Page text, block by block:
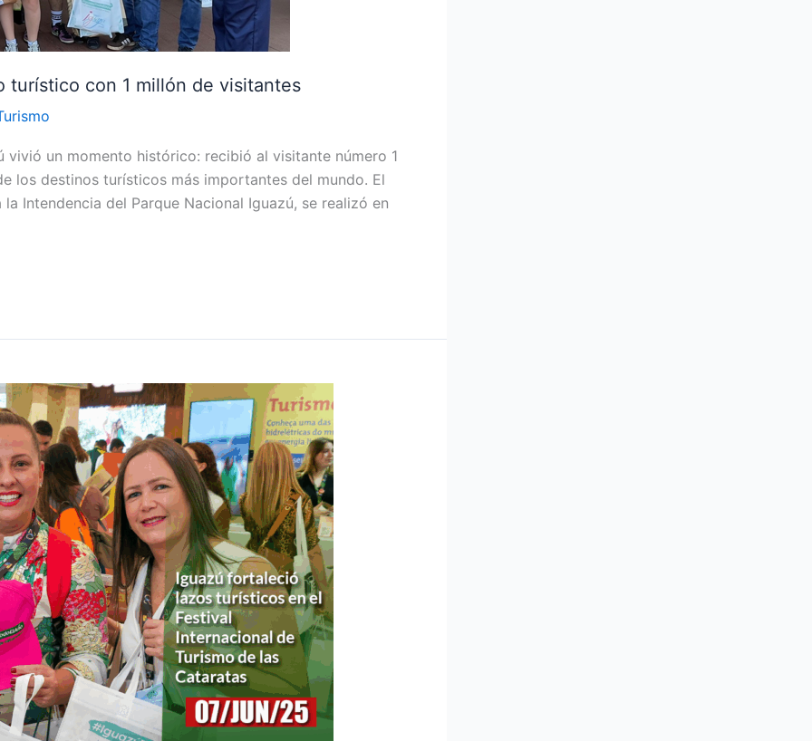
turístico con 1 millón de visitantes
vivió un momento histórico: recibió al visitante número 1
los destinos turísticos más importantes del mundo. El
Intendencia del Parque Nacional Iguazú, se realizó en